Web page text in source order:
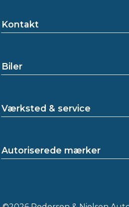
Kontakt
Biler
Værksted & service
Autoriserede mærker